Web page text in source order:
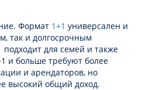
Формат 1+1 универсален и
так и долгосрочным
подходит для семей и также
и больше требуют более
и арендаторов, но
высокий общий доход.